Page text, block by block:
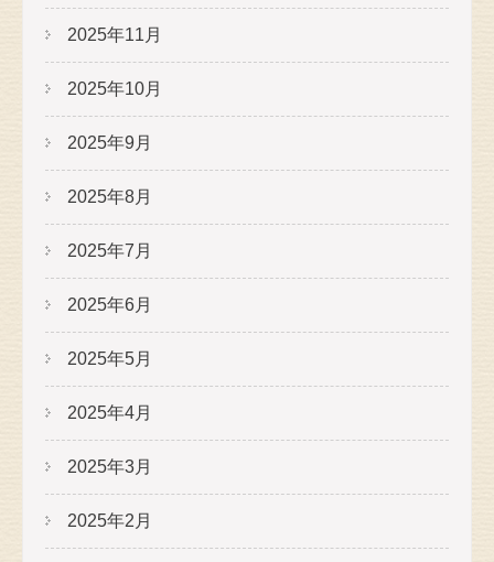
2025年11月
2025年10月
2025年9月
2025年8月
2025年7月
2025年6月
2025年5月
2025年4月
2025年3月
2025年2月